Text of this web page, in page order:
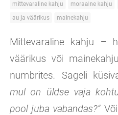
mittevaraline kahju moraalne kahju
au ja väärikus
mainekahju
Mittevaraline kahju –
väärikus või
numbrites. Sageli
mul on üldse vaja
pool juba vabandas?”Või